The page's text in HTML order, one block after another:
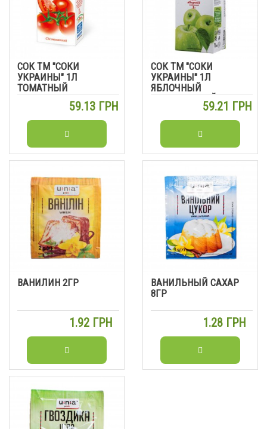
СОК ТМ "СОКИ
УКРАИНЫ" 1Л
ТОМАТНЫЙ
59.13 ГРН
СОК ТМ "СОКИ
УКРАИНЫ" 1Л
ЯБЛОЧНЫЙ
ОСВЕТЛЕННЫЙ
59.21 ГРН
ВАНИЛИН 2ГР
1.92 ГРН
ВАНИЛЬНЫЙ САХАР
8ГР
1.28 ГРН